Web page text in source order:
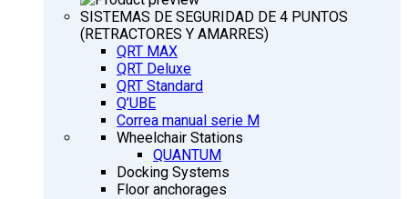
SISTEMAS DE SEGURIDAD DE 4 PUNTOS
(RETRACTORES Y AMARRES)
QRT MAX
QRT Deluxe
QRT Standard
Q’UBE
Correa manual serie M
Wheelchair Stations
QUANTUM
Docking Systems
Floor anchorages